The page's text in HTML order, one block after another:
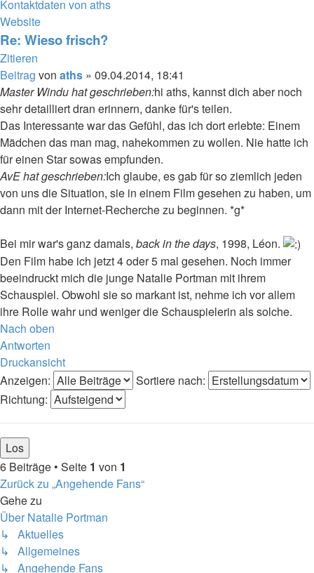
Kontaktdaten von aths
Website
Re: Wieso frisch?
Zitieren
Beitrag von aths » 09.04.2014, 18:41
Master Windu hat geschrieben:hi aths, kannst dich aber noch
sehr detailliert dran erinnern, danke für's teilen.
Das Interessante war das Gefühl, das ich dort erlebte: Einem
Mädchen das man mag, nahekommen zu wollen. Nie hatte ich
für einen Star sowas empfunden.
AvE hat geschrieben:Ich glaube, es gab für so ziemlich jeden
von uns die Situation, sie in einem Film gesehen zu haben, um
dann mit der Internet-Recherche zu beginnen. *g*
Bei mir war's ganz damals, back in the days, 1998, Léon.
Den Film habe ich jetzt 4 oder 5 mal gesehen. Noch immer
beeindruckt mich die junge Natalie Portman mit ihrem
Schauspiel. Obwohl sie so markant ist, nehme ich vor allem
ihre Rolle wahr und weniger die Schauspielerin als solche.
Nach oben
Antworten
Druckansicht
Anzeigen:
Sortiere nach:
Richtung:
6 Beiträge • Seite 1 von 1
Zurück zu „Angehende Fans“
Gehe zu
Über Natalie Portman
↳ Aktuelles
↳ Allgemeines
↳ Angehende Fans